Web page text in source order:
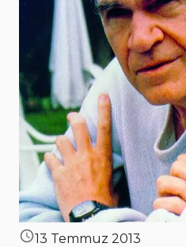
13 Temmuz 2013